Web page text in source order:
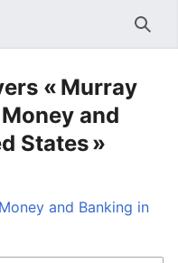
« Murray
and
States »
and Banking in